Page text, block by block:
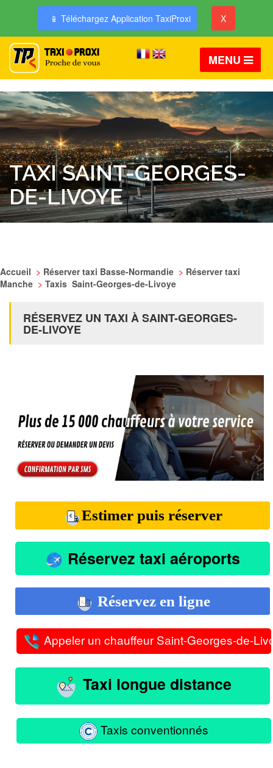
📱 Téléchargez Application TaxiProxi X
MENU
TAXI SAINT-GEORGES-
DE-LIVOYE
Accueil > Réserver taxi Basse-Normandie > Réserver taxi
Manche > Taxis Saint-Georges-de-Livoye
RÉSERVEZ UN TAXI À SAINT-GEORGES-
DE-LIVOYE
Estimer puis réserver
Réservez taxi aéroports
Réservez en ligne
Appeler un chauffeur Saint-Georges-de-
Taxi longue distance
Taxis conventionnés